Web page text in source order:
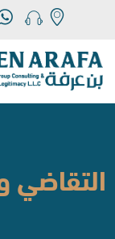
مجموعة بن عرفة
التقاضي